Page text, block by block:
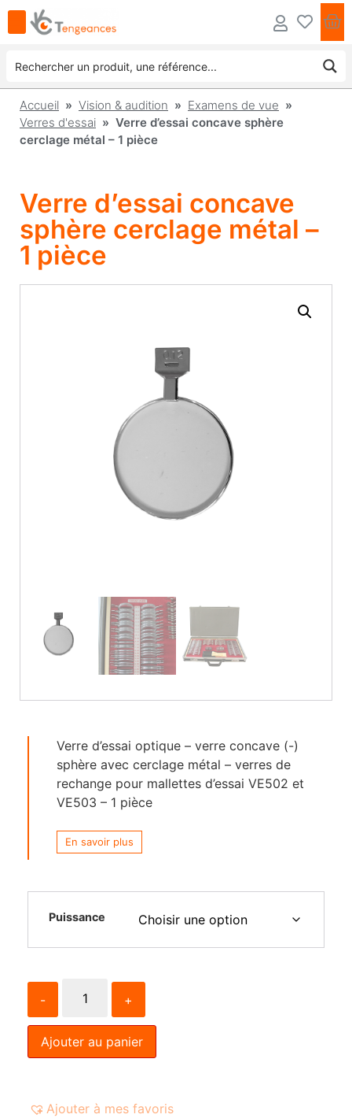
Accueil » Vision & audition » Examens de vue »
Verres d'essai » Verre d’essai concave sphère
cerclage métal – 1 pièce
Verre d’essai concave
sphère cerclage métal –
1 pièce
Verre d’essai optique – verre concave (-)
sphère avec cerclage métal – verres de
rechange pour mallettes d’essai VE502 et
VE503 – 1 pièce
En savoir plus
Puissance
- +
Ajouter au panier
Ajouter à mes favoris